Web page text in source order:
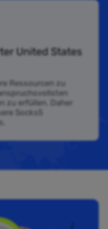
United States
Ressourcen zu
zu erfüllen. Daher
Socks5